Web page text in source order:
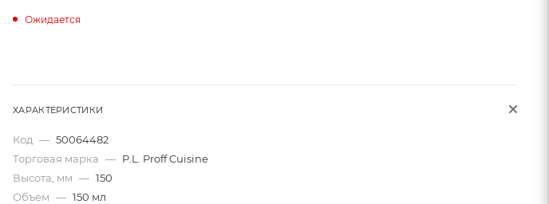
Ожидается
ХАРАКТЕРИСТИКИ
Код — 50064482
Торговая марка — P.L. Proff Cuisine
Высота, мм — 150
Объем — 150 мл